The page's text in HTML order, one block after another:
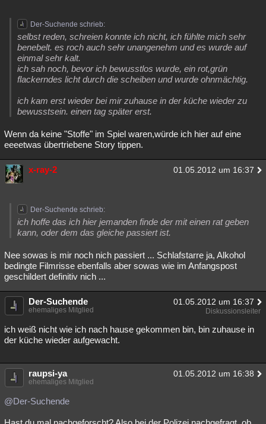
Der-Suchende schrieb:
selbst reden, schreien konnte ich nicht, ich fühlte mich sehr
benebelt. es roch auch sehr unangenehm und es wurde auf
einmal sehr kalt.
ich sah noch, bevor ich bewusstlos wurde, ein rot,grün
flackerndes licht durch die scheiben und wurde ohnmächtig.
ich kam erst wieder bei mir zuhause in der küche wieder zu
bewusstsein. einen tag später erst.
Wenn da keine "Stoffe" im Spiel waren,würde ich hier auf eine
eeeetwas übertriebene Story tippen.
x-ray-2 01.05.2012 um 16:37
Der-Suchende schrieb:
ich hoffe das ich hier jemanden finde der mit einen rat geben
kann, oder dem das gleiche passiert ist.
Nee sowas is mir noch nich passiert ... Schlafstarre ja, Alkohol
bedingte Filmrisse ebenfalls aber sowas wie im Anfangspost
geschildert definitiv nich ...
Der-Suchende 01.05.2012 um 16:37
ehemaliges Mitglied Diskussionsleiter
ich weiß nicht wie ich nach hause gekommen bin, bin zuhause in
der küche wieder aufgewacht.
raupsi-ya 01.05.2012 um 16:38
ehemaliges Mitglied
@Der-Suchende